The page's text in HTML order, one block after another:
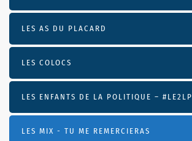
LES AS DU PLACARD
LES COLOCS
LES ENFANTS DE LA POLITIQUE – #LE2LP
LES MIX - TU ME REMERCIERAS